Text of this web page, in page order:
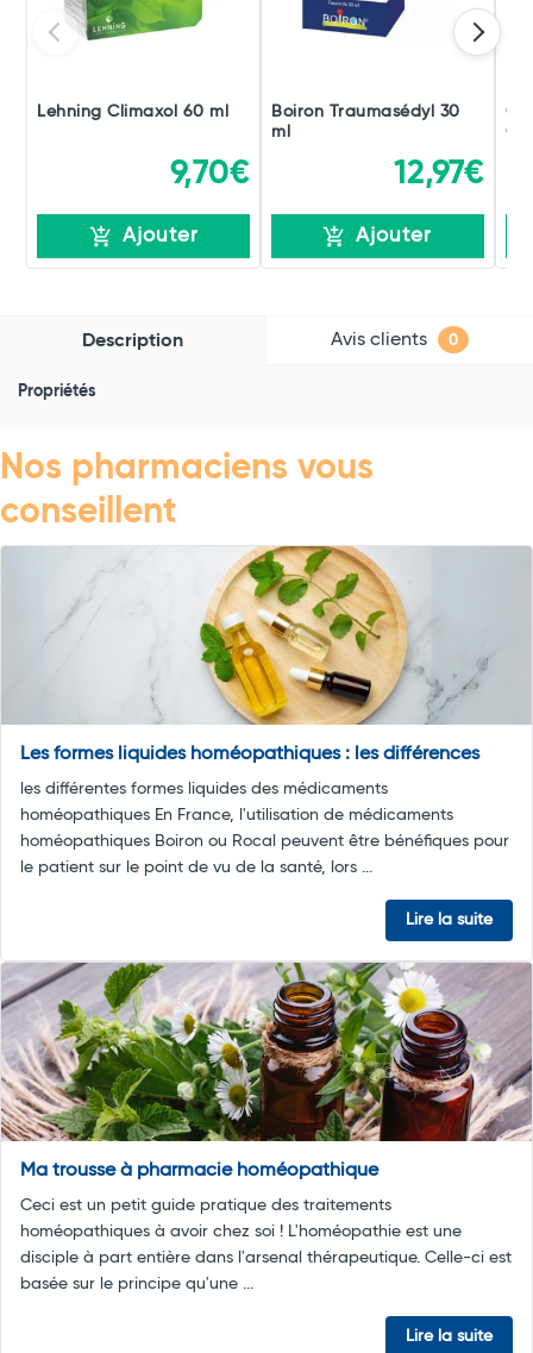
Lehning Climaxol 60 ml
9,70€
Ajouter
Boiron Traumasédyl 30
ml
12,97€
Ajouter
Description Avis clients 0
Propriétés
Nos pharmaciens vous
conseillent
Les formes liquides homéopathiques : les différences
les différentes formes liquides des médicaments
homéopathiques En France, l'utilisation de médicaments
homéopathiques Boiron ou Rocal peuvent être bénéfiques pour
le patient sur le point de vu de la santé, lors ...
Lire la suite
Ma trousse à pharmacie homéopathique
Ceci est un petit guide pratique des traitements
homéopathiques à avoir chez soi ! L'homéopathie est une
disciple à part entière dans l'arsenal thérapeutique. Celle-ci est
basée sur le principe qu'une ...
Lire la suite